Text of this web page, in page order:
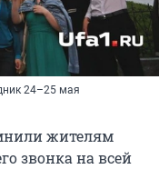
24–25 мая
жителям
звонка на всей